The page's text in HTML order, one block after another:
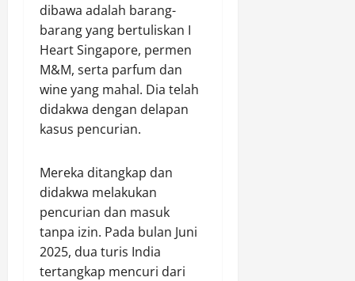
dibawa adalah barang-
barang yang bertuliskan I
Heart Singapore, permen
M&M, serta parfum dan
wine yang mahal. Dia telah
didakwa dengan delapan
kasus pencurian.
Mereka ditangkap dan
didakwa melakukan
pencurian dan masuk
tanpa izin. Pada bulan Juni
2025, dua turis India
tertangkap mencuri dari